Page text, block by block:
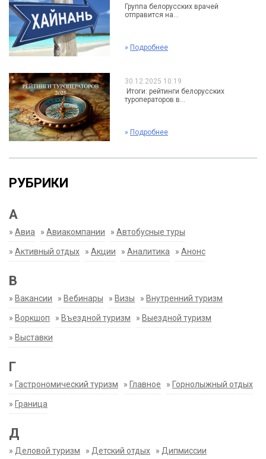
Группа белорусских врачей
отправится на...
» Подробнее
30.12.2025 10:19
Итоги: рейтинги белорусских
туроператоров в...
» Подробнее
РУБРИКИ
А
» Авиа » Авиакомпании » Автобусные туры
» Активный отдых » Акции » Аналитика » Анонс
В
» Вакансии » Вебинары » Визы » Внутренний туризм
» Воркшоп » Въездной туризм » Выездной туризм
» Выставки
Г
» Гастрономический туризм » Главное » Горнолыжный отдых
» Граница
Д
» Деловой туризм » Детский отдых » Дипмиссии